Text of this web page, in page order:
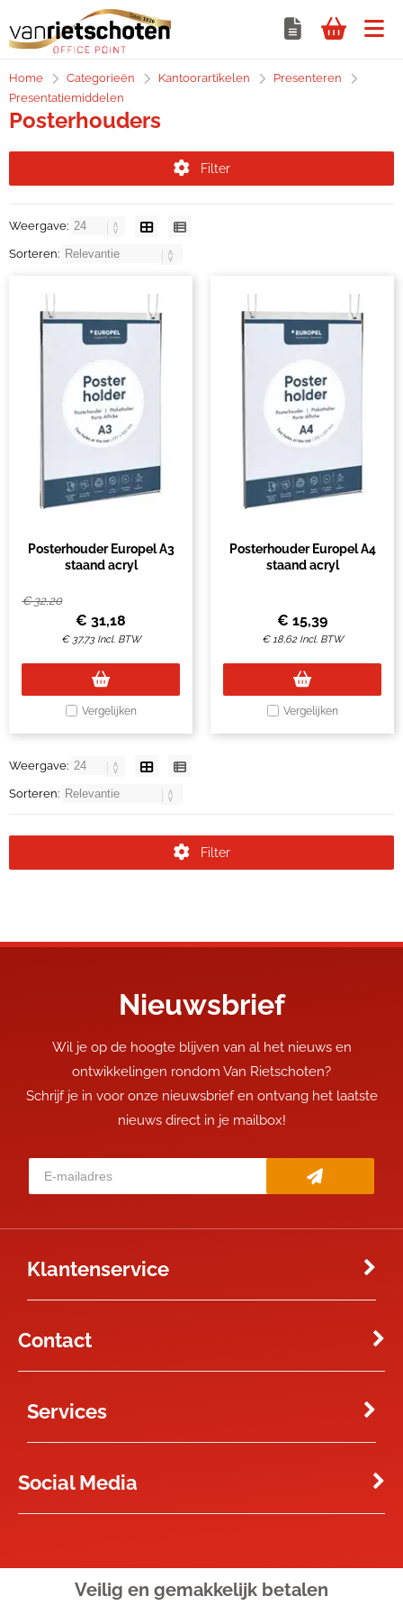
Home Categorieën Kantoorartikelen
Presenteren
Presentatiemiddelen
Posterhouders
Filter
Weergave:
Sorteren:
Posterhouder Europel A3
staand acryl
€32,20
€ 31,18
€ 37,73 Incl. BTW
Vergelijken
Posterhouder Europel A4
staand acryl
€ 15,39
€18,62 Incl. BTW
Vergelijken
Weergave:
Sorteren:
Filter
Nieuwsbrief
Wil je op de hoogte blijven van al het nieuws en
ontwikkelingen rondom Van Rietschoten?
Schrijf je in voor onze nieuwsbrief en ontvang het laatste
nieuws direct in je mailbox!
Klantenservice
Contact
Services
Social Media
Veilig en gemakkelijk betalen